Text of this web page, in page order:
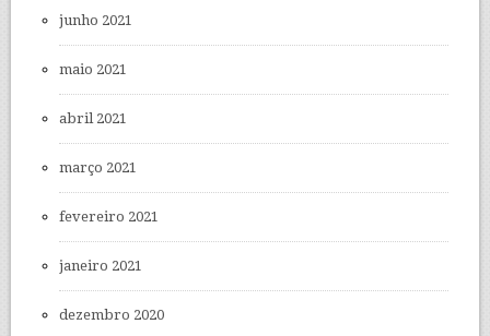
junho 2021
maio 2021
abril 2021
março 2021
fevereiro 2021
janeiro 2021
dezembro 2020